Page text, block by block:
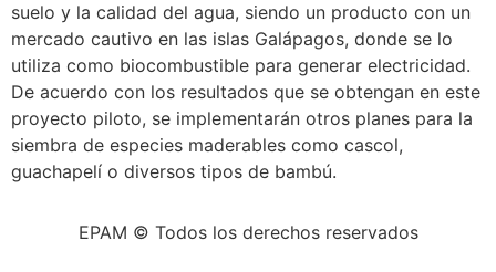
suelo y la calidad del agua, siendo un producto con un
mercado cautivo en las islas Galápagos, donde se lo
utiliza como biocombustible para generar electricidad.
De acuerdo con los resultados que se obtengan en este
proyecto piloto, se implementarán otros planes para la
siembra de especies maderables como cascol,
guachapelí o diversos tipos de bambú.
EPAM © Todos los derechos reservados